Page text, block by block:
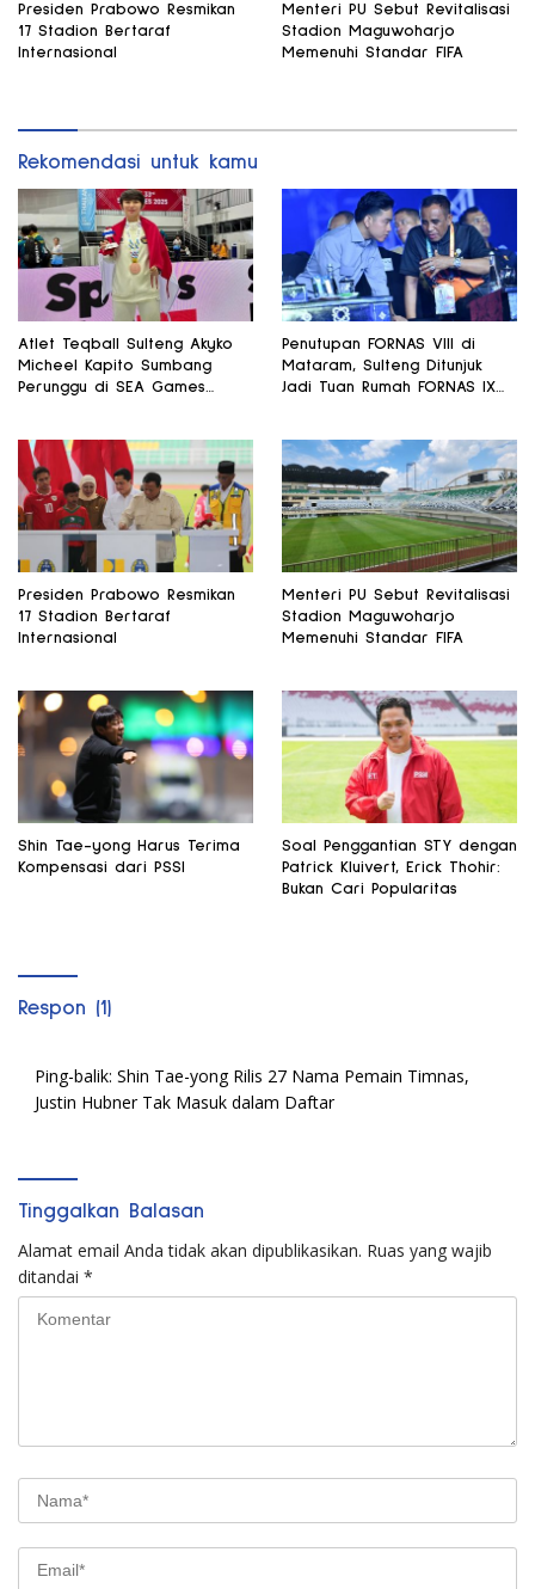
Presiden Prabowo Resmikan
17 Stadion Bertaraf
Internasional
Menteri PU Sebut Revitalisasi
Stadion Maguwoharjo
Memenuhi Standar FIFA
Rekomendasi untuk kamu
Atlet Teqball Sulteng Akyko
Micheel Kapito Sumbang
Perunggu di SEA Games
Penutupan FORNAS VIII di
Mataram, Sulteng Ditunjuk
Jadi Tuan Rumah FORNAS IX
Presiden Prabowo Resmikan
17 Stadion Bertaraf
Internasional
Menteri PU Sebut Revitalisasi
Stadion Maguwoharjo
Memenuhi Standar FIFA
Shin Tae-yong Harus Terima
Kompensasi dari PSSI
Soal Penggantian STY dengan
Patrick Kluivert, Erick Thohir:
Bukan Cari Popularitas
Respon (1)
Ping-balik: Shin Tae-yong Rilis 27 Nama Pemain Timnas,
Justin Hubner Tak Masuk dalam Daftar
Tinggalkan Balasan
Alamat email Anda tidak akan dipublikasikan. Ruas yang wajib
ditandai *